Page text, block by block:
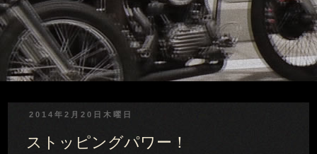
2014年2月20日木曜日
ストッピングパワー！